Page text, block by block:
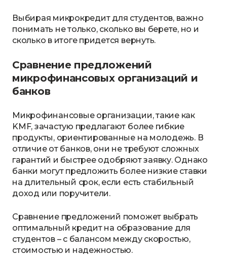
Выбирая микрокредит для студентов, важно
понимать не только, сколько вы берете, но и
сколько в итоге придется вернуть.
Сравнение предложений
микрофинансовых организаций и
банков
Микрофинансовые организации, такие как
KMF, зачастую предлагают более гибкие
продукты, ориентированные на молодежь. В
отличие от банков, они не требуют сложных
гарантий и быстрее одобряют заявку. Однако
банки могут предложить более низкие ставки
на длительный срок, если есть стабильный
доход или поручители.
Сравнение предложений поможет выбрать
оптимальный кредит на образование для
студентов – с балансом между скоростью,
стоимостью и надежностью.